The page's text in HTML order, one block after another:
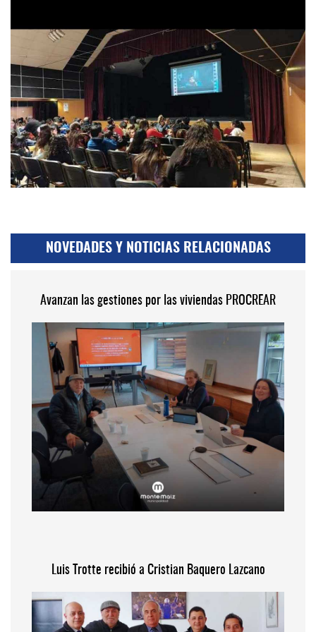
NOVEDADES Y NOTICIAS RELACIONADAS
Avanzan las gestiones por las viviendas PROCREAR
Luis Trotte recibió a Cristian Baquero Lazcano